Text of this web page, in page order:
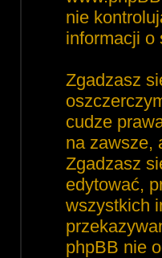
nie
informacji
Zgadzasz
cudze
na zawsze,
Zgadzasz
edytować,
wszystkich
phpBB nie